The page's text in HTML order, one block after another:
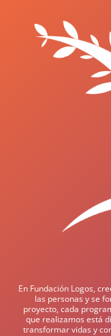
En Fundación Logos,
las personas y se
proyecto, cada
que realizamos está
transformar vidas y